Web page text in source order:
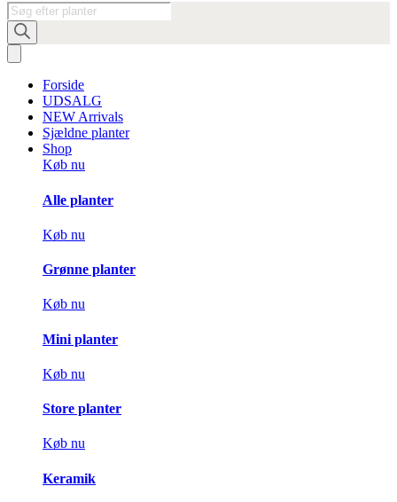
Products
search
Forside
UDSALG
NEW Arrivals
Sjældne planter
Shop
Køb nu
Alle planter
Køb nu
Grønne planter
Køb nu
Mini planter
Køb nu
Store planter
Køb nu
Keramik